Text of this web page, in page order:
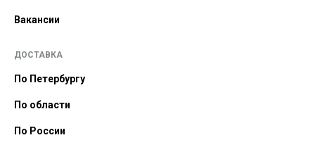
Вакансии
ДОСТАВКА
По Петербургу
По области
По России